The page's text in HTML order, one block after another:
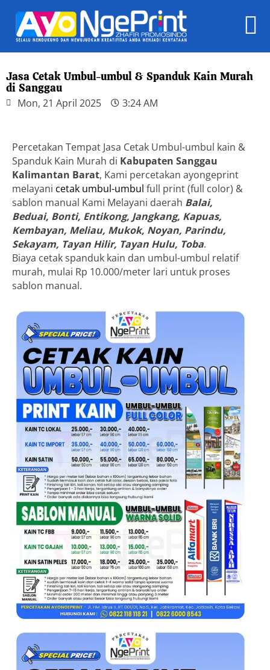
Jasa Cetak Umbul-umbul & Spanduk Kain Murah
di Sanggau
Mon, 21 April 2025 3:24 AM
Percetakan Tempat Jasa Cetak Umbul-umbul kain &
Spanduk Kain Murah di Kabupaten Sanggau
Kalimantan Barat, Kami percetakan ayongeprint
melayani cetak umbul-umbul full print (full color) &
sablon manual Kami Melayani daerah Balai,
Beduai, Bonti, Entikong, Jangkang, Kapuas,
Kembayan, Meliau, Mukok, Noyan, Parindu,
Sekayam, Tayan Hilir, Tayan Hulu, Toba.
Biaya cetak spanduk kain dan umbul-umbul relatif
murah, mulai Rp 10.000/meter lari untuk proses
sablon manual.